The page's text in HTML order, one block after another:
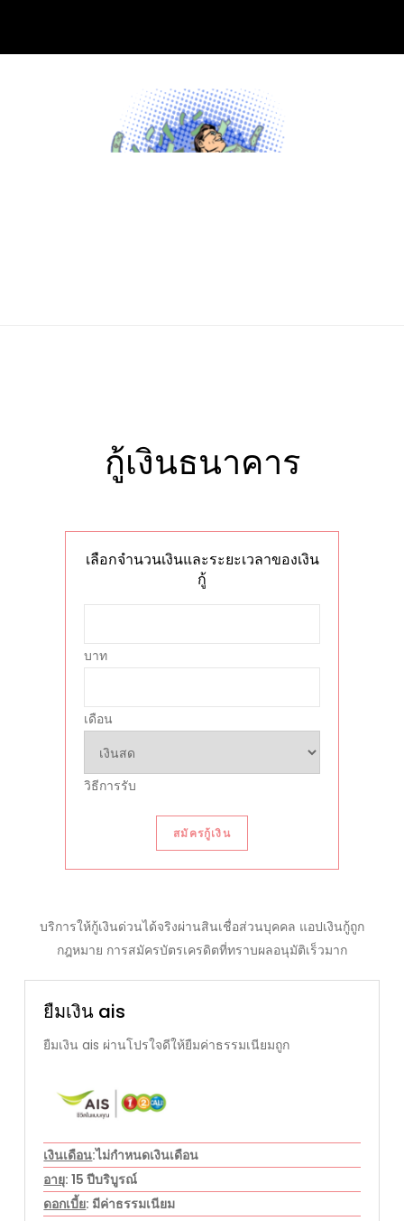
content
เลือกจำนวนเงินและระยะเวลาของเงิน
กู้
บาท
เดือน
วิธีการรับ
สมัครกู้เงิน
บริการให้กู้เงินด่วนได้จริงผ่านสินเชื่อส่วนบุคคล แอปเงินกู้ถูก
กฎหมาย การสมัครบัตรเครดิตที่ทราบผลอนุมัติเร็วมาก
ยืมเงิน ais
ยืมเงิน ais ผ่านโปรใจดีให้ยืมค่าธรรมเนียมถูก
เงินเดือน:ไม่กำหนดเงินเดือน
อายุ: 15 ปีบริบูรณ์
ดอกเบี้ย: มีค่าธรรมเนียม